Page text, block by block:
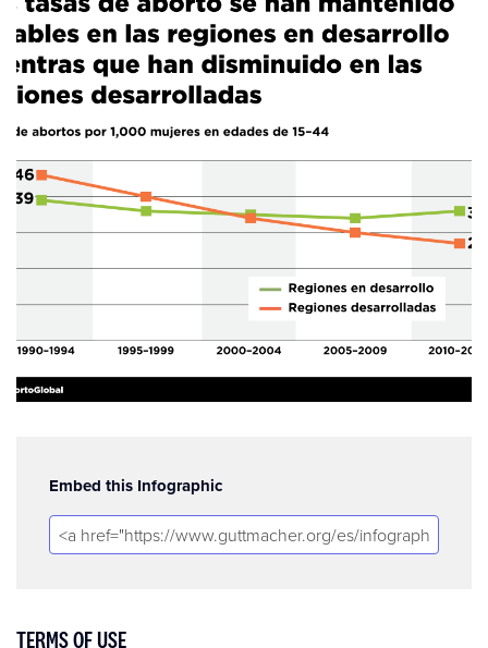
Embed this Infographic
TERMS OF USE